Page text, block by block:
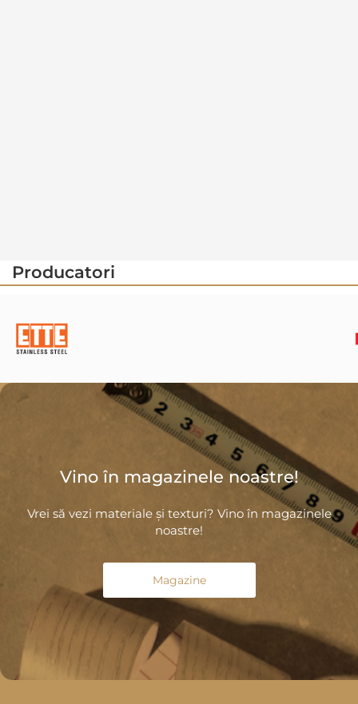
Producatori
Vino în magazinele noastre!
Vrei să vezi materiale și texturi? Vino în magazinele
noastre!
Magazine